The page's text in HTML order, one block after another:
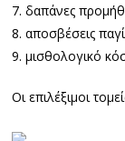
7. δαπάνες
8. αποσβέσεις
9. μισθολογικό
Οι επιλέξιμοι